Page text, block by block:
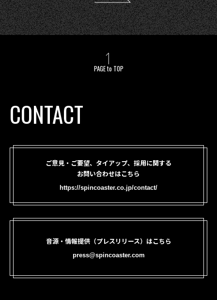
PAGE to TOP
CONTACT
ご意見・ご要望、タイアップ、採用に関する
お問い合わせはこちら
https://spincoaster.co.jp/contact/
音源・情報提供（プレスリリース）はこちら
press@spincoaster.com